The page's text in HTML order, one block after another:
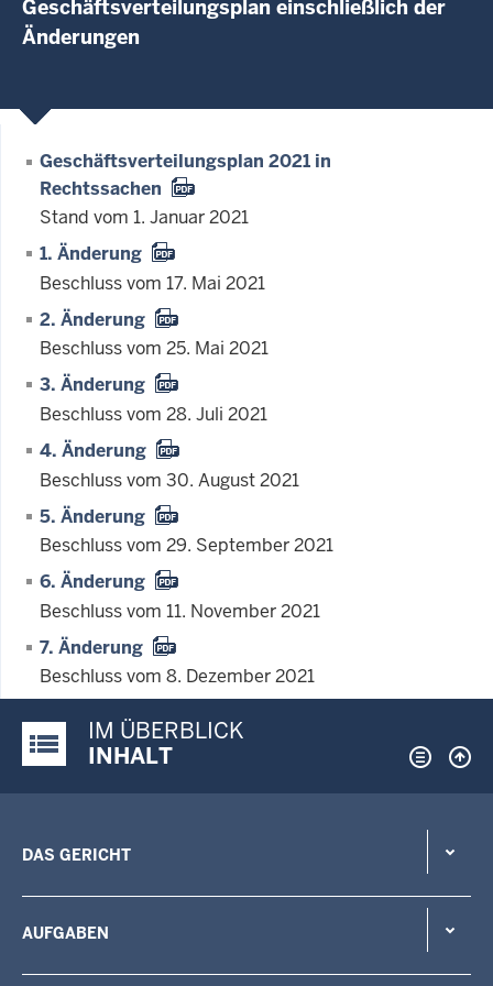
Geschäftsverteilungsplan einschließlich der
Änderungen
Geschäftsverteilungsplan 2021 in
Rechtssachen
Stand vom 1. Januar 2021
1. Änderung
Beschluss vom 17. Mai 2021
2. Änderung
Beschluss vom 25. Mai 2021
3. Änderung
Beschluss vom 28. Juli 2021
4. Änderung
Beschluss vom 30. August 2021
5. Änderung
Beschluss vom 29. September 2021
6. Änderung
Beschluss vom 11. November 2021
7. Änderung
Beschluss vom 8. Dezember 2021
Justiz-Portal im Überblick:
IM ÜBERBLICK
INHALT
DAS GERICHT
AUFGABEN